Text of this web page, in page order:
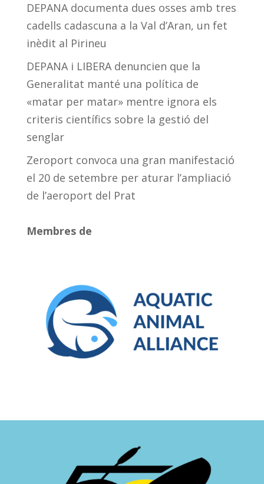
DEPANA documenta dues osses amb tres
cadells cadascuna a la Val d’Aran, un fet
inèdit al Pirineu
DEPANA i LIBERA denuncien que la
Generalitat manté una política de
«matar per matar» mentre ignora els
criteris científics sobre la gestió del
senglar
Zeroport convoca una gran manifestació
el 20 de setembre per aturar l’ampliació
de l’aeroport del Prat
Membres de